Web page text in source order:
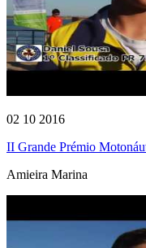
02 10 2016
II Grande Prémio
Amieira Marina